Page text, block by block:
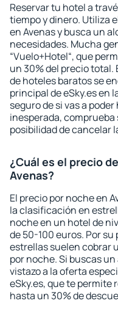
Reservar tu hotel a
tiempo y dinero. Utiliza
en Avenas y busca un
necesidades. Mucha
“Vuelo+Hotel“, que
un 30% del precio total.
de hoteles baratos se
principal de eSky.es en
seguro de si vas a
inesperada,
posibilidad de cancelar
¿Cuál es el precio
Avenas?
El precio por noche en
la clasificación en
noche en un hotel de
de 50-100 euros. Por
estrellas suelen cobrar
por noche. Si buscas
vistazo a la oferta
eSky.es, que te permite
hasta un 30% de